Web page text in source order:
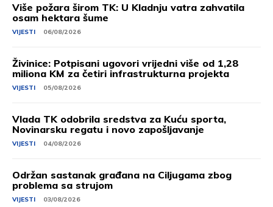
Više požara širom TK: U Kladnju vatra zahvatila
osam hektara šume
VIJESTI 06/08/2026
Živinice: Potpisani ugovori vrijedni više od 1,28
miliona KM za četiri infrastrukturna projekta
VIJESTI 05/08/2026
Vlada TK odobrila sredstva za Kuću sporta,
Novinarsku regatu i novo zapošljavanje
VIJESTI 04/08/2026
Održan sastanak građana na Ciljugama zbog
problema sa strujom
VIJESTI 03/08/2026